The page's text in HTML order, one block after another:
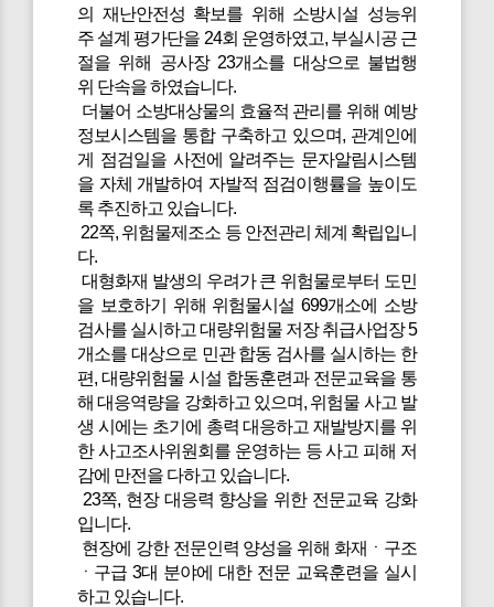
의 재난안전성 확보를 위해 소방시설 성능위
주 설계 평가단을 24회 운영하였고, 부실시공 근
절을 위해 공사장 23개소를 대상으로 불법행
위 단속을 하였습니다.
더불어 소방대상물의 효율적 관리를 위해 예방
정보시스템을 통합 구축하고 있으며, 관계인에
게 점검일을 사전에 알려주는 문자알림시스템
을 자체 개발하여 자발적 점검이행률을 높이도
록 추진하고 있습니다.
22쪽, 위험물제조소 등 안전관리 체계 확립입니
다.
대형화재 발생의 우려가 큰 위험물로부터 도민
을 보호하기 위해 위험물시설 699개소에 소방
검사를 실시하고 대량위험물 저장 취급사업장 5
개소를 대상으로 민관 합동 검사를 실시하는 한
편, 대량위험물 시설 합동훈련과 전문교육을 통
해 대응역량을 강화하고 있으며, 위험물 사고 발
생 시에는 초기에 총력 대응하고 재발방지를 위
한 사고조사위원회를 운영하는 등 사고 피해 저
감에 만전을 다하고 있습니다.
23쪽, 현장 대응력 향상을 위한 전문교육 강화
입니다.
현장에 강한 전문인력 양성을 위해 화재ㆍ구조
ㆍ구급 3대 분야에 대한 전문 교육훈련을 실시
하고 있습니다.